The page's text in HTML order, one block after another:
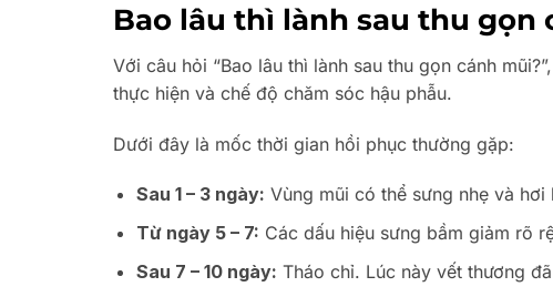
Bao lâu thì lành sau thu gọn
Với câu hỏi “Bao lâu thì lành sau thu gọn cánh
thực hiện và chế độ chăm sóc hậu phẫu.
Dưới đây là mốc thời gian hồi phục thường gặp:
Sau 1 – 3 ngày: Vùng mũi có thể sưng nhẹ và
Từ ngày 5 – 7: Các dấu hiệu sưng bầm giảm rõ
Sau 7 – 10 ngày: Tháo chỉ. Lúc này vết thương